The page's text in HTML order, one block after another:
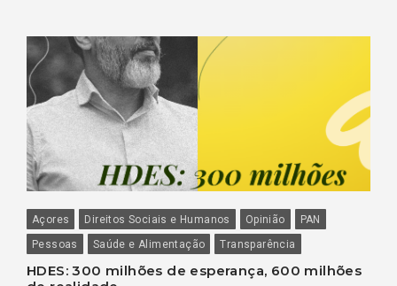
Açores Direitos Sociais e Humanos Opinião
PAN
Pessoas
Saúde e Alimentação Transparência
HDES: 300 milhões de esperança, 600 milhões